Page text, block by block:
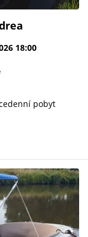
18:00
pobyt